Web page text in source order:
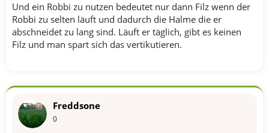
Und ein Robbi zu nutzen bedeutet nur dann Filz wenn der
Robbi zu selten läuft und dadurch die Halme die er
abschneidet zu lang sind. Läuft er täglich, gibt es keinen
Filz und man spart sich das vertikutieren.
Freddsone
0